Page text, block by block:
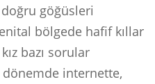
göğüsleri
bölgede hafif kıllar
bazı sorular
dönemde internette,